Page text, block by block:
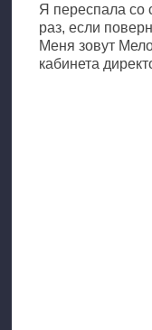
Я переспала со
раз, если
Меня зовут
кабинета